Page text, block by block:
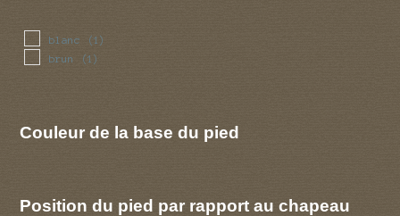
blanc (1)
brun (1)
Couleur de la base du pied
Position du pied par rapport au chapeau